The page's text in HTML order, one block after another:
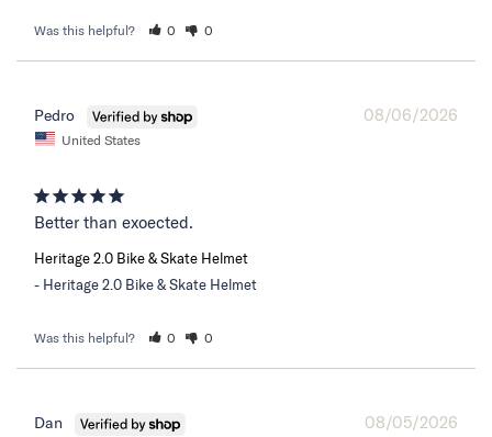
Was this helpful? 0 0
08/06/2026
Pedro
United States
Better than exoected.
Heritage 2.0 Bike & Skate Helmet
Heritage 2.0 Bike & Skate Helmet
Was this helpful? 0 0
08/05/2026
Dan